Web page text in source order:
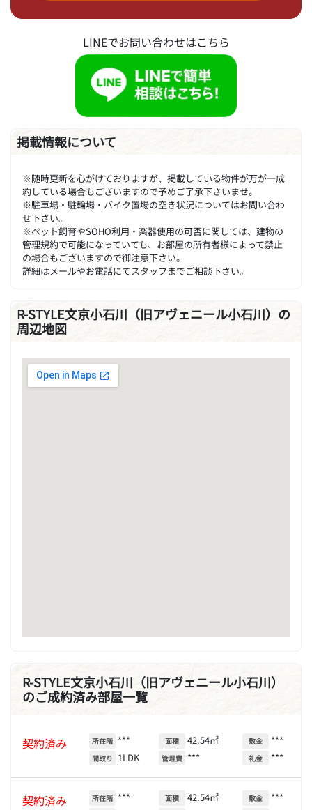
LINEでお問い合わせはこちら
掲載情報について
※随時更新を心がけておりますが、掲載している物件が万が一成
約している場合もございますので予めご了承下さいませ。
※駐車場・駐輪場・バイク置場の空き状況についてはお問い合わ
せ下さい。
※ペット飼育やSOHO利用・楽器使用の可否に関しては、建物の
管理規約で可能になっていても、お部屋の所有者様によって禁止
の場合もございますので御注意下さい。
詳細はメールやお電話にてスタッフまでご相談下さい。
R-STYLE文京小石川（旧アヴェニール小石川）の
周辺地図
R-STYLE文京小石川（旧アヴェニール小石川）
のご成約済み部屋一覧
契約済み 所在階 ***
間取り 1LDK
面積 42.54㎡
管理費 ***
敷金 ***
礼金 ***
契約済み 所在階 *** 面積 42.54㎡ 敷金 ***